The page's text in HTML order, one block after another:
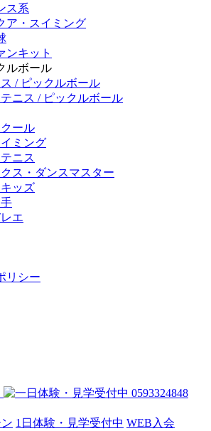
ス系
ア・スイミング
ンキット
ルボール
/ ピックルボール
ニス / ピックルボール
ール
ミング
ニス
ス・ダンスマスター
ッズ
エ
リシー
1日体験・見学受付中 WEB入会